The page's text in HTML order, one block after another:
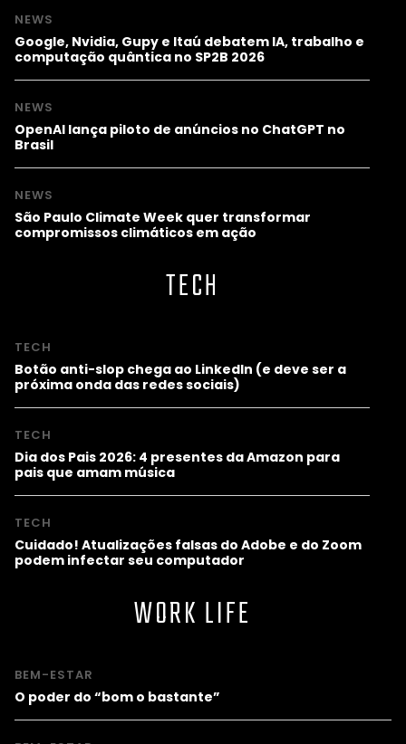
NEWS
Google, Nvidia, Gupy e Itaú debatem IA, trabalho e
computação quântica no SP2B 2026
NEWS
OpenAI lança piloto de anúncios no ChatGPT no
Brasil
NEWS
São Paulo Climate Week quer transformar
compromissos climáticos em ação
TECH
TECH
Botão anti-slop chega ao LinkedIn (e deve ser a
próxima onda das redes sociais)
TECH
Dia dos Pais 2026: 4 presentes da Amazon para
pais que amam música
TECH
Cuidado! Atualizações falsas do Adobe e do Zoom
podem infectar seu computador
WORK LIFE
BEM-ESTAR
O poder do “bom o bastante”